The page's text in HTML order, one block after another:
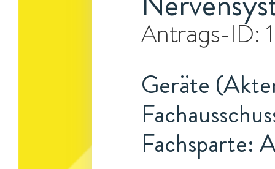
Antrags-ID:
Geräte
Fachsparte: